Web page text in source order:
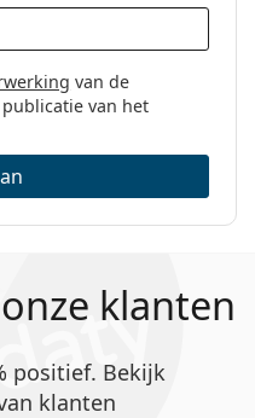
van de
van het
klanten
positief. Bekijk
klanten